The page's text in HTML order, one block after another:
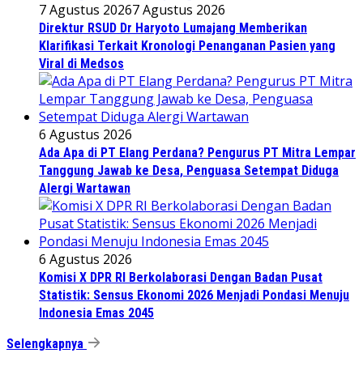
7 Agustus 20267 Agustus 2026
Direktur RSUD Dr Haryoto Lumajang Memberikan
Klarifikasi Terkait Kronologi Penanganan Pasien yang
Viral di Medsos
6 Agustus 2026
Ada Apa di PT Elang Perdana? Pengurus PT Mitra Lempar
Tanggung Jawab ke Desa, Penguasa Setempat Diduga
Alergi Wartawan
6 Agustus 2026
Komisi X DPR RI Berkolaborasi Dengan Badan Pusat
Statistik: Sensus Ekonomi 2026 Menjadi Pondasi Menuju
Indonesia Emas 2045
Selengkapnya